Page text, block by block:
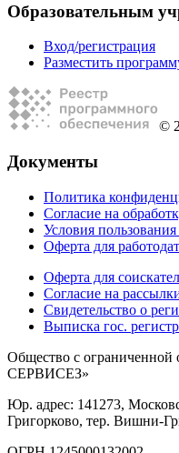
Образовательным
Вход/регистрация
Разместить
©
Документы
Политика
Согласие на
Условия
Оферта для
Оферта для
Согласие на
Свидетельство о
Выписка гос.
Общество с
СЕРВИСЕЗ»
Юр. адрес: 141273,
Григорково, тер. Вишни-